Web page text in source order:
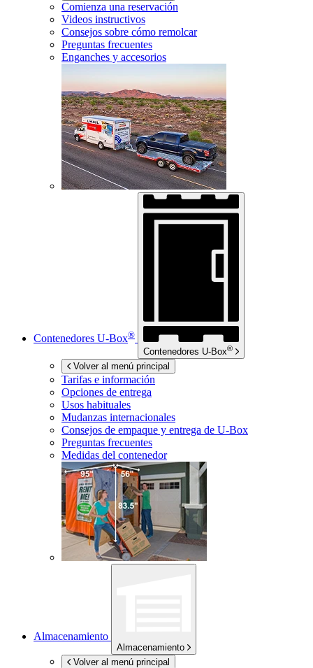
Comienza una reservación
Videos instructivos
Consejos sobre cómo remolcar
Preguntas frecuentes
Enganches y accesorios
Contenedores U-Box®
Contenedores U-Box®
Volver al menú principal
Tarifas e información
Opciones de entrega
Usos habituales
Mudanzas internacionales
Consejos de empaque y entrega de U-Box
Preguntas frecuentes
Medidas del contenedor
Almacenamiento
Almacenamiento
Volver al menú principal